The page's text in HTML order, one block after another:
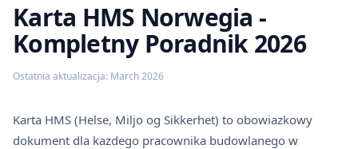
Karta HMS Norwegia -
Kompletny Poradnik 2026
Ostatnia aktualizacja: March 2026
Karta HMS (Helse, Miljo og Sikkerhet) to obowiazkowy
dokument dla kazdego pracownika budowlanego w